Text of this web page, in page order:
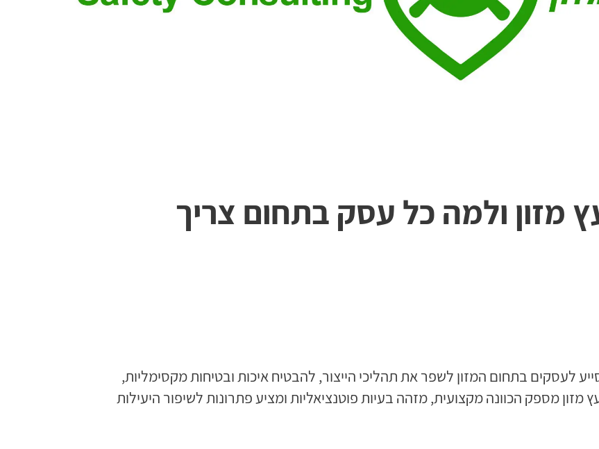
מזון ולמה כל עסק בתחום צריך
לעסקים בתחום המזון לשפר את תהליכי הייצור, להבטיח איכות ובטיחות מקסימליות,
מזון מספק הכוונה מקצועית, מזהה בעיות פוטנציאליות ומציע פתרונות לשיפור היעילות